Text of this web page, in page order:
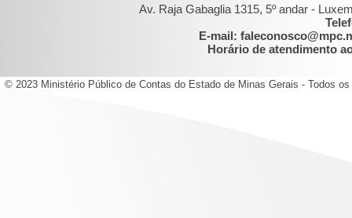
Av. Raja Gabaglia 1315, 5º andar -
E-mail:
Horário de atendimento
© 2023 Ministério Público de Contas do Estado de Minas Gerais - Todos